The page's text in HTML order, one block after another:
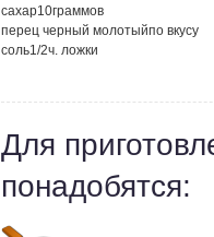
сахар10граммов
перец черный молотыйпо вкусу
соль1/2ч. ложки
Для
понадобятся: